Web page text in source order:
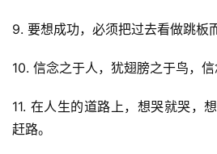
9. 要想成功，必须把过去看做跳板
10. 信念之于人，犹翅膀之于鸟，信
11. 在人生的道路上，想哭就哭，
赶路。